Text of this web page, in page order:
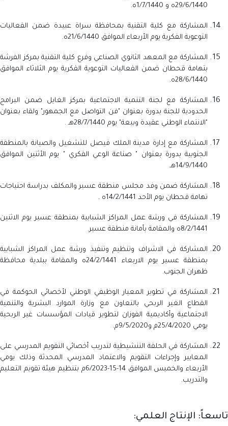
29/6/1440ه و 1/7/1440ه.
المشاركة مع كلية التقنية بمحافظة سراة عبيدة ضمن الفعاليات
التوعوية الفكرية يوم الأربعاء الموافق 21/6/1440ه.
المشاركة مع المعهد الثانوي الصناعي وفرع كلية التقنية بمركز الفرشة
بتهامة قحطان ضمن الفعاليات التوعوية الفكرية يوم الثلاثاء الموافق
28/6/1440ه.
المشاركة مع لجنة التنمية الاجتماعية بمركز الغايل ضمن البرامج
الحدودية للجنة بدورة بعنوان "فن التواصل مع الجمهور" ولقاء بعنوان
"الانتماء الوطني عقيدة وبيعة" يوم 28/7/1440هـ .
المشاركة مع إدارة مدينة الملك فيصل للتشغيل والصيانة بالمنطقة
الجنوبية بدورة بعنوان " صناعة الوعي الفكري " يوم الأثنين الموافق
14/9/1440هـ.
المشاركة ضمن وفد مجلس منطقة عسير والمكلف بدراسة احتياجات
تهامة قحطان يوم الأحد 14/2/1441ه .
المشاركة في ورشة عمل المراكز الشبابية بمنطقة عسير يوم الاثنين
8/2/1441ه والمقامة بأمانة منطقة عسير.
المشاركة في الاشراف وتنظيم وتنفيذ ورشة عمل المراكز الشبابية
بمنطقة عسير يوم الاربعاء 24/2/1441ه والمقامة ببلدية محافظة
ظهران الجنوب.
المشاركة في تطوير المعيار الوظيفي الوطني لأخصائي الحوكمة في
القطاع الغير الربحي بالتعاون مع وزارة الموارد البشرية والتنمية
الاجتماعية وأكاديمية الفوزان لتطوير قيادات المؤسسات غير الربحية
يومي 25/4/2020م و9/5/2020م.
المشاركة في الحلقة التنشيطية لتدريب أخصائي التقويم المدرسي على
المعايير وإجراءات التقويم والاعتماد المدرسي المحدثة وذلك يومي
الأربعاء والخميس الموافق 14-15-6/2023م بتنظيم هيئة تقويم التعليم
والتدريب.
تاسعاً: الإنتاج العلمي: